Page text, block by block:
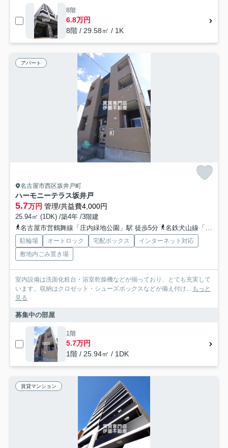
8階
6.8万円
8階 / 29.58㎡ / 1K
アパート
名古屋市西区坂井戸町
ハーモニーテラス坂井戸
5.7万円 管理/共益費4,000円
25.94㎡ (1DK) /築4年 /3階建
名古屋市営鶴舞線「庄内緑地公園」駅 徒歩5分
名鉄犬山線「上小田井」駅 徒歩20分
駐輪場 オートロック 宅配ボックス
インターネット対応
敷地内ごみ置き場
室内設備は洗面化粧台・浴室乾燥機などが揃っており、とても充実して
います。収納はクロゼット・シューズボックスなどが備え付け... もっと
見る
募集中の部屋
1階
5.7万円
1階 / 25.94㎡ / 1DK
賃貸マンション